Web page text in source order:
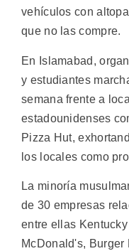
vehículos con
que no las compre.
En Islamabad,
y estudiantes
semana frente a
estadounidenses
Pizza Hut,
los locales como
La minoría
de 30 empresas
entre ellas
McDonald's, Burger